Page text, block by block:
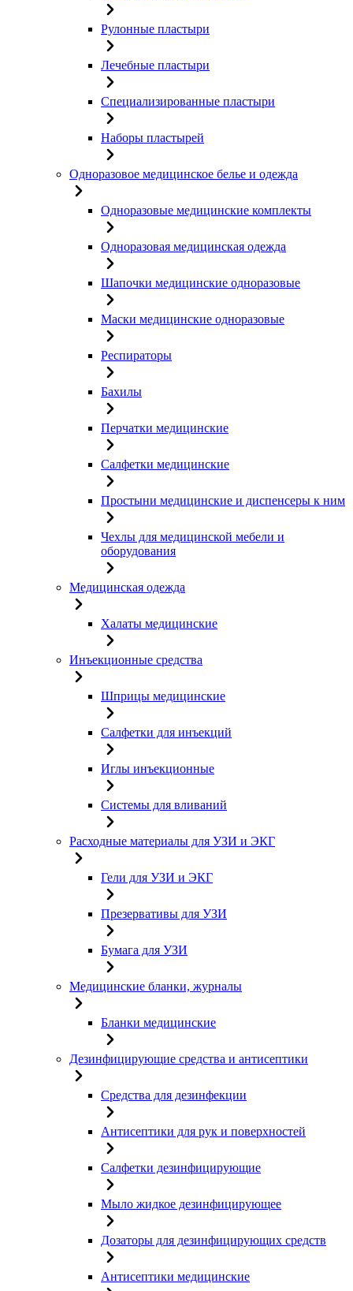
Рулонные пластыри
Лечебные пластыри
Специализированные пластыри
Наборы пластырей
Одноразовое медицинское белье и одежда
Одноразовые медицинские комплекты
Одноразовая медицинская одежда
Шапочки медицинские одноразовые
Маски медицинские одноразовые
Респираторы
Бахилы
Перчатки медицинские
Салфетки медицинские
Простыни медицинские и диспенсеры к ним
Чехлы для медицинской мебели и
оборудования
Медицинская одежда
Халаты медицинские
Инъекционные средства
Шприцы медицинские
Салфетки для инъекций
Иглы инъекционные
Системы для вливаний
Расходные материалы для УЗИ и ЭКГ
Гели для УЗИ и ЭКГ
Презервативы для УЗИ
Бумага для УЗИ
Медицинские бланки, журналы
Бланки медицинские
Дезинфицирующие средства и антисептики
Средства для дезинфекции
Антисептики для рук и поверхностей
Салфетки дезинфицирующие
Мыло жидкое дезинфицирующее
Дозаторы для дезинфицирующих средств
Антисептики медицинские